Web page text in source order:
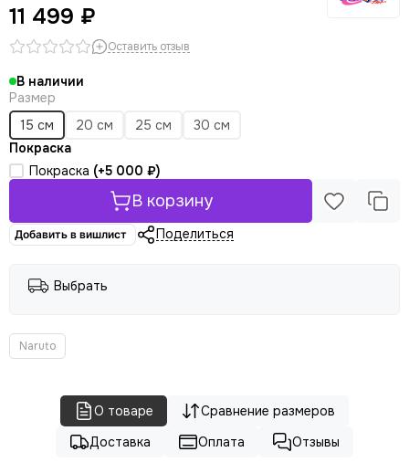
11 499 ₽
Оставить отзыв
В наличии
Размер
15 см
20 см 25 см
30 см
Покраска
Покраска (+5 000 ₽)
В корзину
Добавить в вишлист Поделиться
Выбрать
Naruto
О товаре
Сравнение размеров
Доставка
Оплата Отзывы